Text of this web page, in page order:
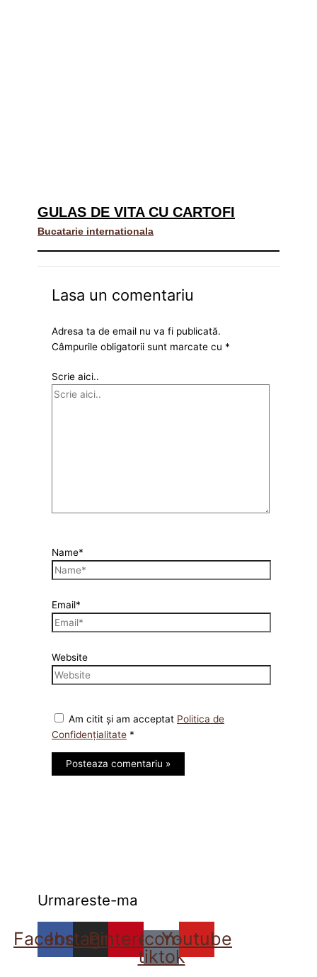
GULAS DE VITA CU CARTOFI
Bucatarie internationala
Lasa un comentariu
Adresa ta de email nu va fi publicată.
Câmpurile obligatorii sunt marcate cu *
Scrie aici..
Name*
Email*
Website
Am citit și am acceptat Politica de
Confidențialitate *
Urmareste-ma
Facebook
Instagram
Pinterest
Icon-
tiktok
Youtube